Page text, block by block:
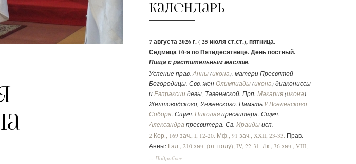
Календарь
7 августа 2026 г. ( 25 июля ст.ст.), пятница.
Седмица 10-я по Пятидесятнице. День постный.
Пища с растительным маслом.
Успение прав.Анны (икона), матери Пресвятой
Богородицы. Свв. женОлимпиады (икона) диакониссы
иЕвпраксии девы, Тавеннской. Прп.Макария (икона)
Желтоводского, Унженского. Память V Вселенского
Собора. Сщмч.Николая пресвитера. Сщмч.
Александра пресвитера. Св.Ираиды исп.
2 Кор., 169 зач., I, 12-20. Мф., 91 зач., XXII, 23-33. Прав.
Анны: Гал., 210 зач. (от полу́), IV, 22-31. Лк., 36 зач., VIII,
16-21.
... Подробнее